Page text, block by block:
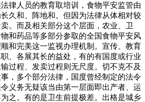
律人员的教育取培训，食物平安监管由
久和、阵地和。但因为法律从体相对较
。而及相关部分这个层面，农业、卫
和药品等多部分参取的全国食物平安风
和完美这一监视办理机制。宣传、教育
、各展其长的益处，有的有国度或行业
过程、发卖过程则无尺度。切不克不及
，多个部分法律，国度曾经制定的法令
义务无疑该当由第一层面即出产者、运
之。有的是卫生前提极差。出格是城乡